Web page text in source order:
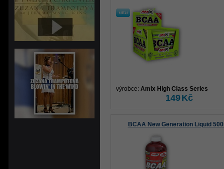
výrobce: Amix High Class Series
149Kč
BCAA New Generation Liquid